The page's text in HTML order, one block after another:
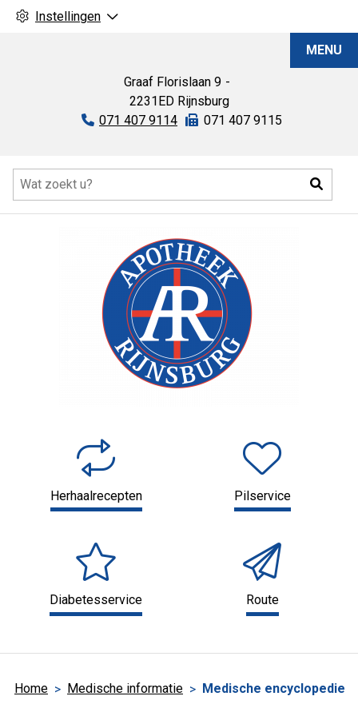
Instellingen
Graaf Florislaan 9
2231ED Rijnsburg
Tel:
071 407 9114 Fax:
071 407 9115
MENU
Herhaalrecepten Pilservice
Diabetesservice Route
Home Medische informatie Medische encyclopedie